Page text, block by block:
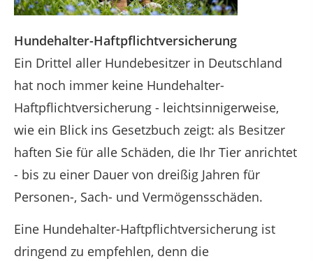
Hundehalter-Haftpflichtversicherung
Ein Drittel aller Hundebesitzer in Deutschland
hat noch immer keine Hundehalter-
Haftpflichtversicherung - leichtsinnigerweise,
wie ein Blick ins Gesetzbuch zeigt: als Besitzer
haften Sie für alle Schäden, die Ihr Tier anrichtet
- bis zu einer Dauer von dreißig Jahren für
Personen-, Sach- und Vermögensschäden.
Eine Hundehalter-Haftpflichtversicherung ist
dringend zu empfehlen, denn die